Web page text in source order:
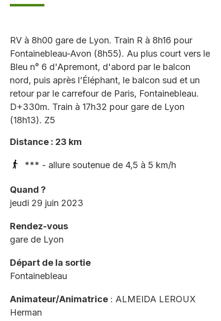
RV à 8h00 gare de Lyon. Train R à 8h16 pour
Fontainebleau-Avon (8h55). Au plus court vers le
Bleu n° 6 d'Apremont, d'abord par le balcon
nord, puis après l’Éléphant, le balcon sud et un
retour par le carrefour de Paris, Fontainebleau.
D+330m. Train à 17h32 pour gare de Lyon
(18h13). Z5
Distance : 23 km
*** - allure soutenue de 4,5 à 5 km/h
Quand ?
jeudi 29 juin 2023
Rendez-vous
gare de Lyon
Départ de la sortie
Fontainebleau
Animateur/Animatrice : ALMEIDA LEROUX
Herman